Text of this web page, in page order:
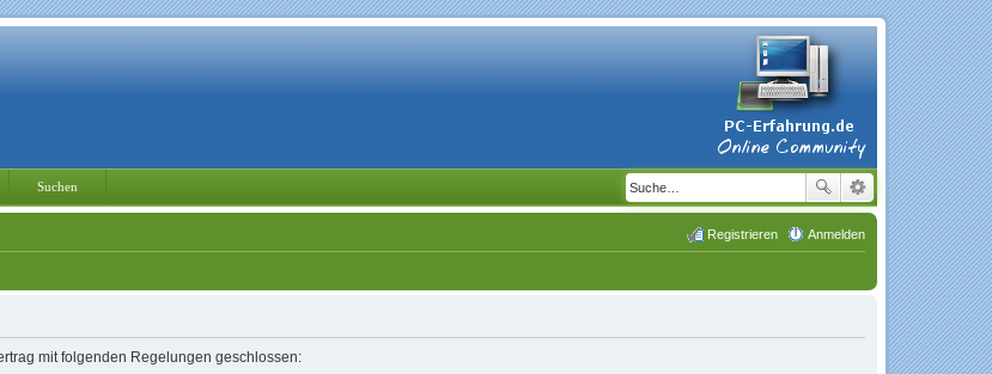
Suchen
Anmelden
Registrieren
mit folgenden Regelungen geschlossen: